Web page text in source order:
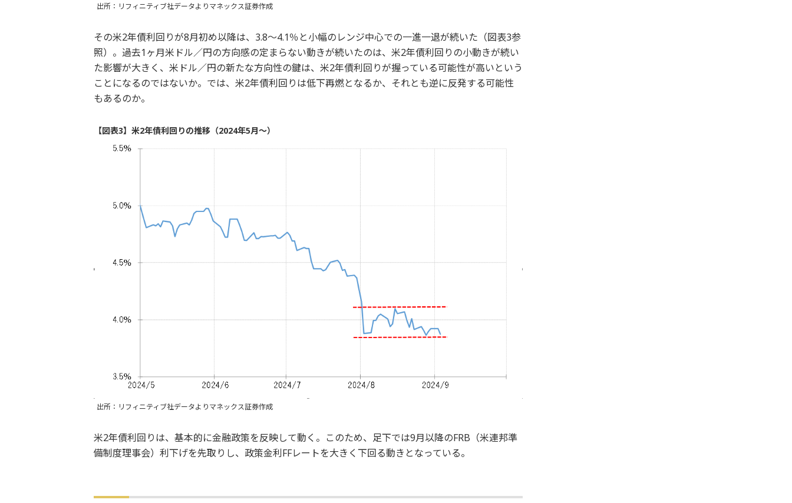
出所：リフィニティブ社データよりマネックス証券作成
その米2年債利回りが8月初め以降は、3.8～4.1％と小幅のレンジ中心での一進一退が続いた（図表3参
照）。過去1ヶ月米ドル／円の方向感の定まらない動きが続いたのは、米2年債利回りの小動きが続い
た影響が大きく、米ドル／円の新たな方向性の鍵は、米2年債利回りが握っている可能性が高いという
ことになるのではないか。では、米2年債利回りは低下再燃となるか、それとも逆に反発する可能性
もあるのか。
【図表3】米2年債利回りの推移（2024年5月～）
出所：リフィニティブ社データよりマネックス証券作成
米2年債利回りは、基本的に金融政策を反映して動く。このため、足下では9月以降のFRB（米連邦準
備制度理事会）利下げを先取りし、政策金利FFレートを大きく下回る動きとなっている。